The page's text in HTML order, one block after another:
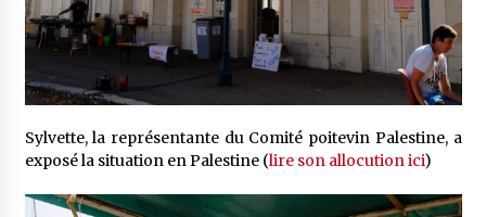
Sylvette, la représentante du Comité poitevin Palestine, a
exposé la situation en Palestine (lire son allocution ici)